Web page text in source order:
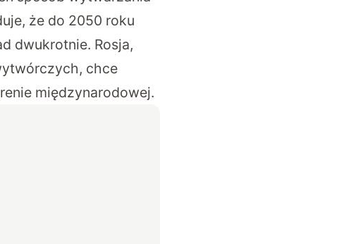
że do 2050 roku
dwukrotnie. Rosja,
chce
międzynarodowej.